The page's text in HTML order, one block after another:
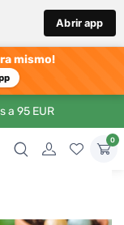
Abrir app
mismo!
a 95 EUR
0